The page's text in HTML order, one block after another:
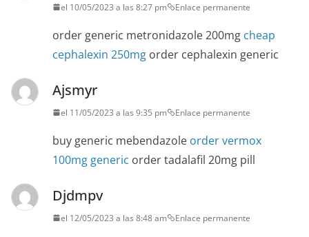
el 10/05/2023 a las 8:27 pm Enlace permanente
order generic metronidazole 200mg cheap
cephalexin 250mg order cephalexin generic
Ajsmyr
el 11/05/2023 a las 9:35 pm Enlace permanente
buy generic mebendazole order vermox
100mg generic order tadalafil 20mg pill
Djdmpv
el 12/05/2023 a las 8:48 am Enlace permanente